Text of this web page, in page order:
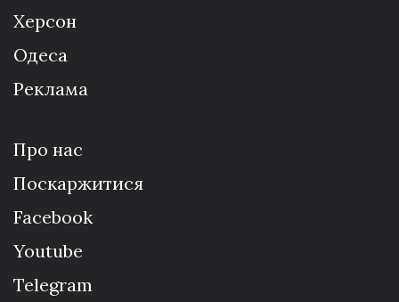
Херсон
Одеса
Реклама
Про нас
Поскаржитися
Facebook
Youtube
Telegram